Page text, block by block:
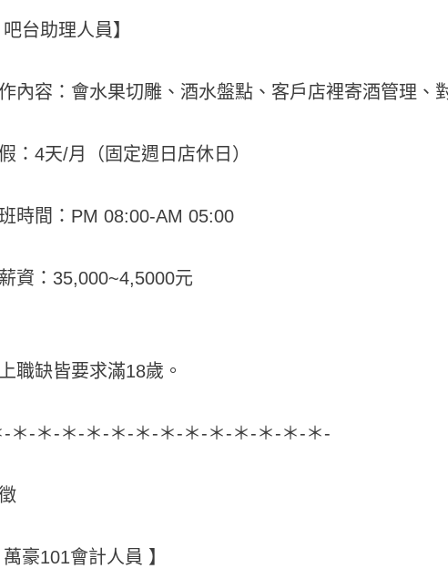
吧台助理人員】
內容：會水果切雕、酒水盤點、客戶店裡寄酒管理、
：4天/月（固定週日店休日）
班時間：PM 08:00-AM 05:00
資：35,000~4,5000元
職缺皆要求滿18歲。
-＊-＊-＊-＊-＊-＊-＊-＊-＊-＊-＊-＊-＊-
萬豪101會計人員 】